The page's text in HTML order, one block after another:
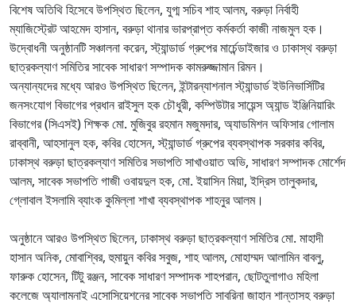
বিশেষ অতিথি হিসেবে উপস্থিত ছিলেন, যুগ্ম সচিব শাহ আলম, বরুড়া নির্বাহী
ম্যাজিস্ট্রেট আহমেদ হাসান, বরুড়া থানার ভারপ্রাপ্ত কর্মকর্তা কাজী নাজমুল হক।
উদ্বোধনী অনুষ্ঠানটি সঞ্চালনা করেন, স্ট্যান্ডার্ড গ্রুপের মার্চেন্ডাইজার ও ঢাকাস্থ বরুড়া
ছাত্রকল্যাণ সমিতির সাবেক সাধারণ সম্পাদক কামরুজ্জামান রিমন।
অন্যান্যদের মধ্যে আরও উপস্থিত ছিলেন, ইন্টারন্যাশনাল স্ট্যান্ডার্ড ইউনিভার্সিটির
জনসংযোগ বিভাগের প্রধান রাইসুল হক চৌধুরী, কম্পিউটার সায়েন্স অ্যান্ড ইঞ্জিনিয়ারিং
বিভাগের (সিএসই) শিক্ষক মো. মুজিবুর রহমান মজুমদার, অ্যাডমিশন অফিসার গোলাম
রাব্বানী, আহসানুল হক, কবির হোসেন, স্ট্যান্ডার্ড গ্রুপের ব্যবস্থাপক সরকার কবির,
ঢাকাস্থ বরুড়া ছাত্রকল্যাণ সমিতির সভাপতি সাখাওয়াত অভি, সাধারণ সম্পাদক মোর্শেদ
আলম, সাবেক সভাপতি গাজী ওবায়দুল হক, মো. ইয়াসিন মিয়া, ইদ্রিস তালুকদার,
গ্লোবাল ইসলামি ব্যাংক কুমিল্লা শাখা ব্যবস্থাপক শাহনুর আলম।
অনুষ্ঠানে আরও উপস্থিত ছিলেন, ঢাকাস্থ বরুড়া ছাত্রকল্যাণ সমিতির মো. মাহাদী
হাসান অনিক, মোবাশ্বির, হুমায়ুন কবির সবুজ, শাহ আলম, মোহাম্মদ আলামিন বাবলু,
ফারুক হোসেন, টিটু রঞ্জন, সাবেক সাধারণ সম্পাদক শাহপরান, ছোটতুলাগাও মহিলা
কলেজে অ্যালামনাই এসোসিয়েশনের সাবেক সভাপতি সাবরিনা জাহান শান্তাসহ বরুড়া